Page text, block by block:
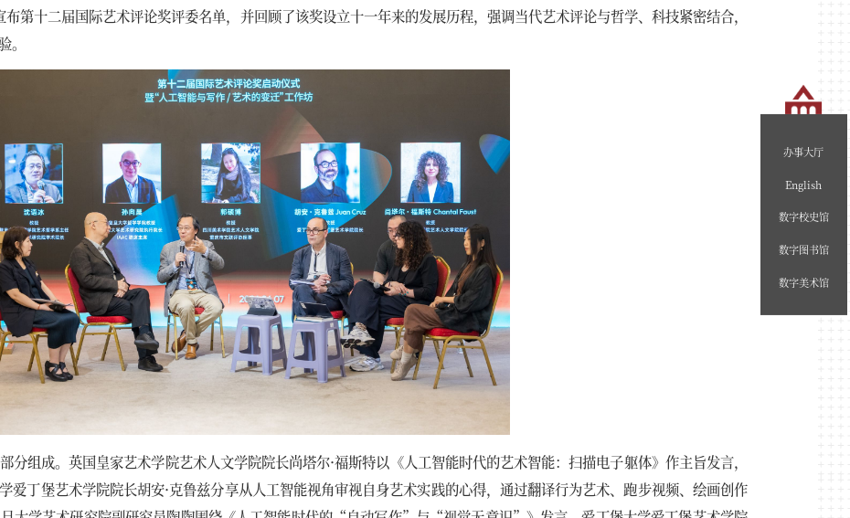
第十二届国际艺术评论奖评委名单，并回顾了该奖设立十一年来的发展历程，强调当代艺术评论与哲学、科技紧密结合，
分组成。英国皇家艺术学院艺术人文学院院长尚塔尔·福斯特以《人工智能时代的艺术智能：扫描电子躯体》作主旨发言，
爱丁堡艺术学院院长胡安·克鲁兹分享从人工智能视角审视自身艺术实践的心得，通过翻译行为艺术、跑步视频、绘画创作
办事大厅
English
数字校史馆
数字图书馆
数字美术馆